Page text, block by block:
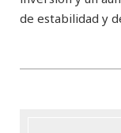
de estabilidad y